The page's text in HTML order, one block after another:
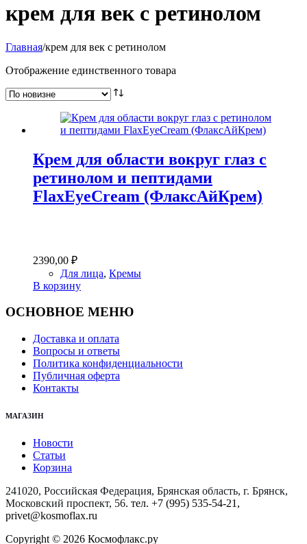
крем для век с ретинолом
Главная/крем для век с ретинолом
Отображение единственного товара
Крем для области вокруг глаз с
ретинолом и пептидами
FlaxEyeCream (ФлаксАйКрем)
2390,00 ₽
Для лица, Кремы
В корзину
ОСНОВНОЕ МЕНЮ
Доставка и оплата
Вопросы и ответы
Политика конфиденциальности
Публичная оферта
Контакты
МАГАЗИН
Новости
Статьи
Корзина
241020, Российская Федерация, Брянская область, г. Брянск,
Московский проспект, 56. тел. +7 (995) 535-54-21,
privet@kosmoflax.ru
Copyright © 2026 Космофлакс.ру